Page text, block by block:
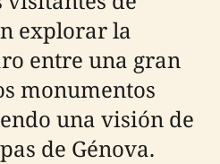
explorar la
entre una gran
monumentos
una visión de
de Génova.